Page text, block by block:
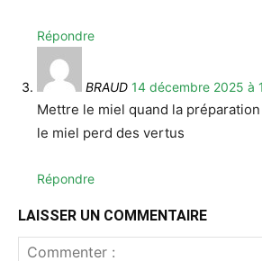
Répondre
BRAUD 14 décembre 2025 à
Mettre le miel quand la
le miel perd des vertus
Répondre
LAISSER UN COMMENTAIRE